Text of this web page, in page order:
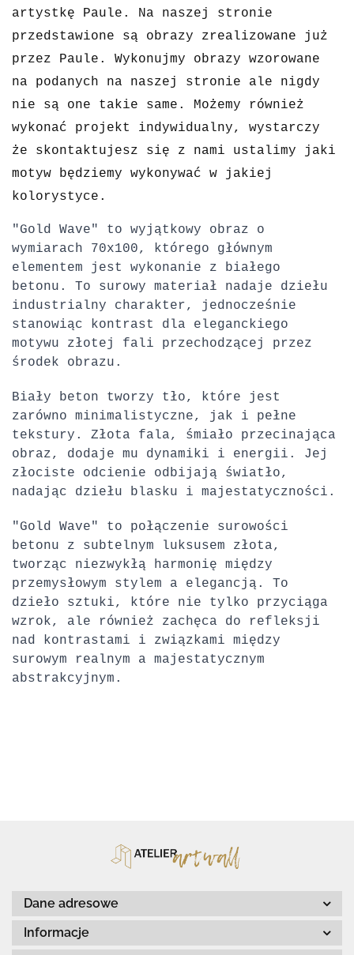
artystkę Paule.
Na naszej stronie
przedstawione są obrazy zrealizowane już
przez Paule. Wykonujmy obrazy wzorowane
na podanych na naszej stronie ale nigdy
nie są one takie same. Możemy również
wykonać projekt indywidualny, wystarczy
że skontaktujesz się z nami ustalimy jaki
motyw będziemy wykonywać w jakiej
kolorystyce.
"Gold Wave" to wyjątkowy obraz o
wymiarach 70x100, którego głównym
elementem jest wykonanie z białego
betonu. To surowy materiał nadaje dziełu
industrialny charakter, jednocześnie
stanowiąc kontrast dla eleganckiego
motywu złotej fali przechodzącej przez
środek obrazu.
Biały beton tworzy tło, które jest
zarówno minimalistyczne, jak i pełne
tekstury. Złota fala, śmiało przecinająca
obraz, dodaje mu dynamiki i energii. Jej
złociste odcienie odbijają światło,
nadając dziełu blasku i majestatyczności.
"Gold Wave" to połączenie surowości
betonu z subtelnym luksusem złota,
tworząc niezwykłą harmonię między
przemysłowym stylem a elegancją. To
dzieło sztuki, które nie tylko przyciąga
wzrok, ale również zachęca do refleksji
nad kontrastami i związkami między
surowym realnym a majestatycznym
abstrakcyjnym.
Dane adresowe
Informacje